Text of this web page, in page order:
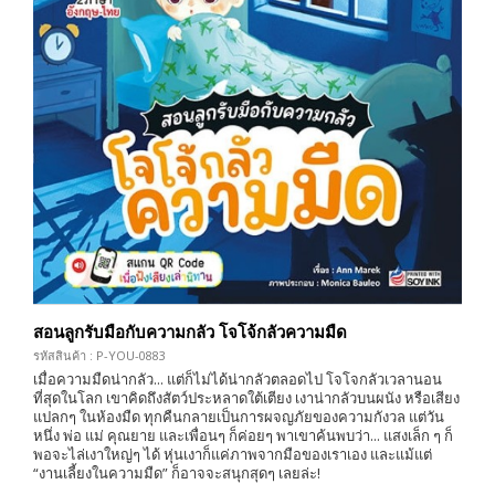
สอนลูกรับมือกับความกลัว โจโจ้กลัวความมืด
รหัสสินค้า : P-YOU-0883
เมื่อความมืดน่ากลัว... แต่ก็ไม่ได้น่ากลัวตลอดไป โจโจกลัวเวลานอน
ที่สุดในโลก เขาคิดถึงสัตว์ประหลาดใต้เตียง เงาน่ากลัวบนผนัง หรือเสียง
แปลกๆ ในห้องมืด ทุกคืนกลายเป็นการผจญภัยของความกังวล แต่วัน
หนึ่ง พ่อ แม่ คุณยาย และเพื่อนๆ ก็ค่อยๆ พาเขาค้นพบว่า... แสงเล็ก ๆ ก็
พอจะไล่เงาใหญ่ๆ ได้ หุ่นเงาก็แค่ภาพจากมือของเราเอง และแม้แต่
“งานเลี้ยงในความมืด” ก็อาจจะสนุกสุดๆ เลยล่ะ!